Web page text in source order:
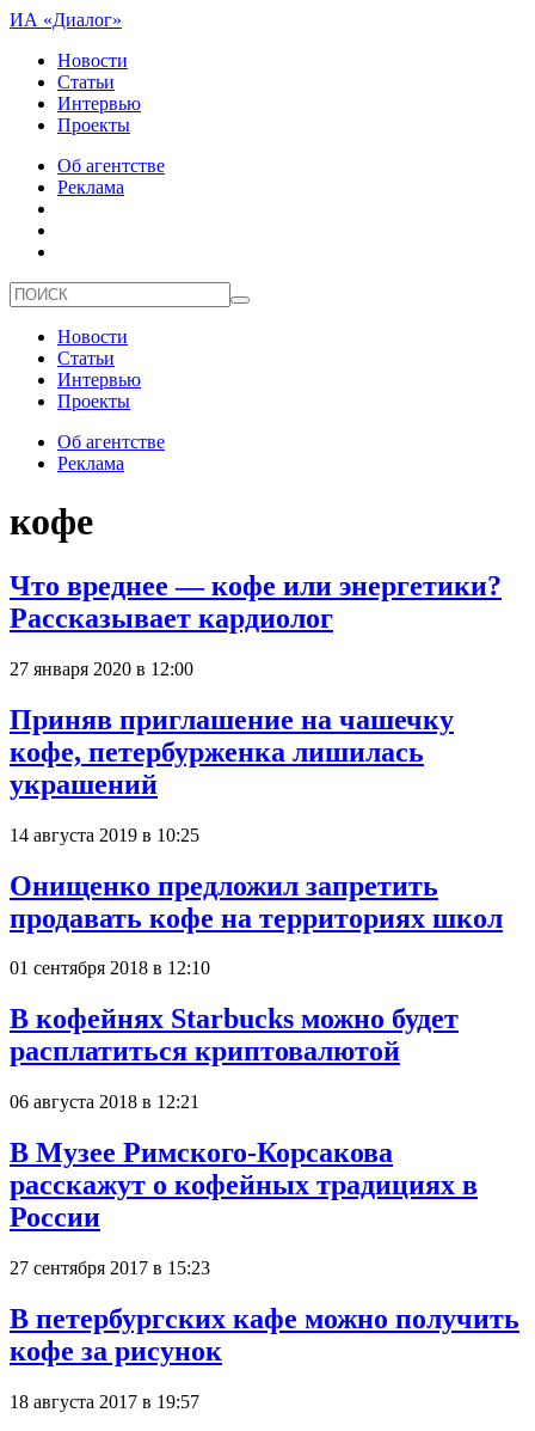
ИА «Диалог»
Новости
Статьи
Интервью
Проекты
Об агентстве
Реклама
Новости
Статьи
Интервью
Проекты
Об агентстве
Реклама
кофе
Что вреднее — кофе или энергетики?
Рассказывает кардиолог
27 января 2020 в 12:00
Приняв приглашение на чашечку
кофе, петербурженка лишилась
украшений
14 августа 2019 в 10:25
Онищенко предложил запретить
продавать кофе на территориях школ
01 сентября 2018 в 12:10
В кофейнях Starbucks можно будет
расплатиться криптовалютой
06 августа 2018 в 12:21
В Музее Римского-Корсакова
расскажут о кофейных традициях в
России
27 сентября 2017 в 15:23
В петербургских кафе можно получить
кофе за рисунок
18 августа 2017 в 19:57